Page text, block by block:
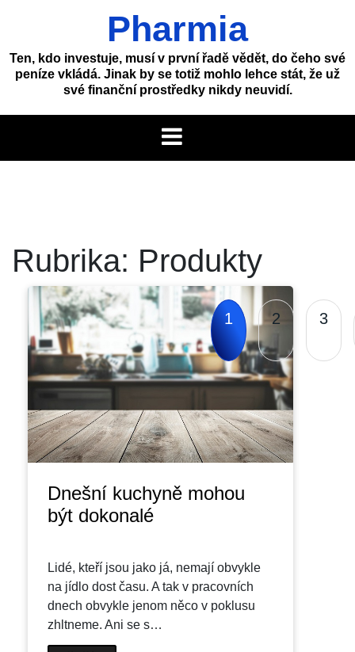
Pharmia
Ten, kdo investuje, musí v první řadě vědět, do čeho své
peníze vkládá. Jinak by se totiž mohlo lehce stát, že už
své finanční prostředky nikdy neuvidí.
Rubrika: Produkty
Dnešní kuchyně mohou
být dokonalé
Lidé, kteří jsou jako já, nemají obvykle
na jídlo dost času. A tak v pracovních
dnech obvykle jenom něco v poklusu
zhltneme. Ani se s…
1 2 3